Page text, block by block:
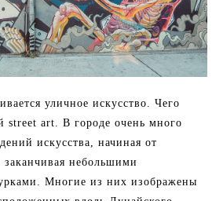
уличное искусство. Чего
street art. В городе очень много
искусства, начиная от
заканчивая небольшими
Многие из них изображены